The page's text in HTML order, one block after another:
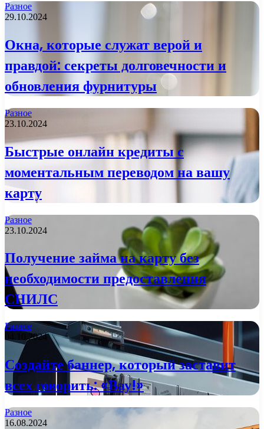
Разное
29.10.2024
Окна, которые служат верой и
правдой: секреты долговечности и
обновления фурнитуры
Разное
23.10.2024
Быстрые онлайн кредиты с
моментальным переводом на вашу
карту
Разное
23.10.2024
Получение займа на карту без
необходимости предоставления
СНИЛС
Разное
04.10.2024
Создайте баннер, который заставит
всех говорить: «Вау!»
Разное
16.08.2024